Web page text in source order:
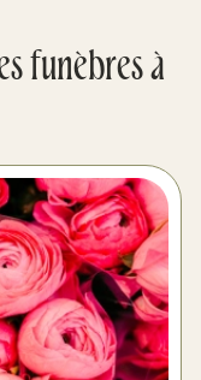
funèbres à